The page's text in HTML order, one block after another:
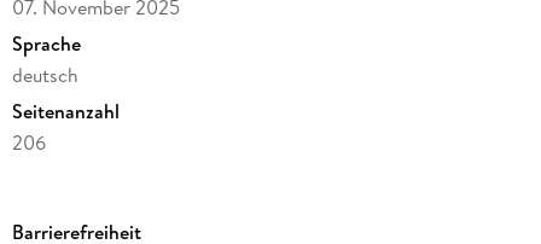
07. November 2025
Sprache
deutsch
Seitenanzahl
206
Barrierefreiheit